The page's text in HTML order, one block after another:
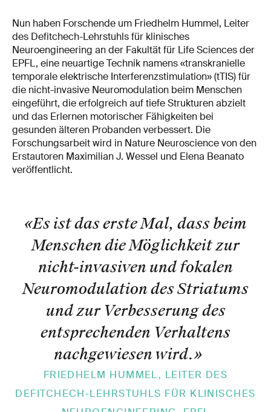
Nun haben Forschende um Friedhelm Hummel, Leiter
des Defitchech-Lehrstuhls für klinisches
Neuroengineering an der Fakultät für Life Sciences der
EPFL, eine neuartige Technik namens «transkranielle
temporale elektrische Interferenzstimulation» (tTIS) für
die nicht-invasive Neuromodulation beim Menschen
eingeführt, die erfolgreich auf tiefe Strukturen abzielt
und das Erlernen motorischer Fähigkeiten bei
gesunden älteren Probanden verbessert. Die
Forschungsarbeit wird in Nature Neuroscience von den
Erstautoren Maximilian J. Wessel und Elena Beanato
veröffentlicht.
«Es ist das erste Mal, dass beim
Menschen die Möglichkeit zur
nicht-invasiven und fokalen
Neuromodulation des Striatums
und zur Verbesserung des
entsprechenden Verhaltens
nachgewiesen wird.»
FRIEDHELM HUMMEL, LEITER DES
DEFITCHECH-LEHRSTUHLS FÜR KLINISCHES